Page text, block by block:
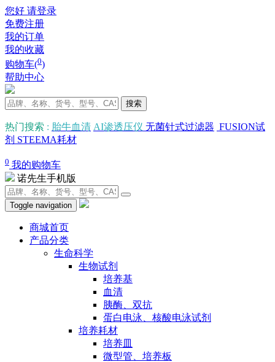
您好 请登录
免费注册
我的订单
我的收藏
购物车(0)
帮助中心
搜索
热门搜索 : 胎牛血清 AI渗透压仪 无菌针式过滤器 FUSION试
剂 STEEMA耗材
0 我的购物车
诺先生手机版
Toggle navigation
商城首页
产品分类
生命科学
生物试剂
培养基
血清
胰酶、双抗
蛋白电泳、核酸电泳试剂
培养耗材
培养皿
微型管、培养板